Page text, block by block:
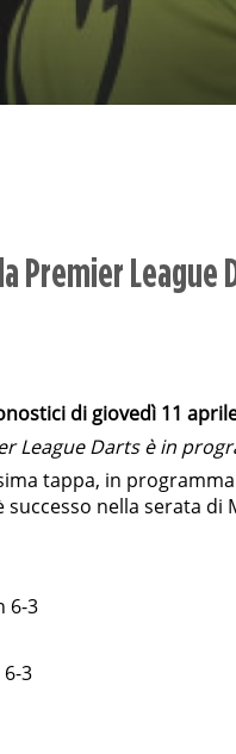
Premier League
di giovedì 11
League Darts è in
tappa, in
nella serata di
6-3
3